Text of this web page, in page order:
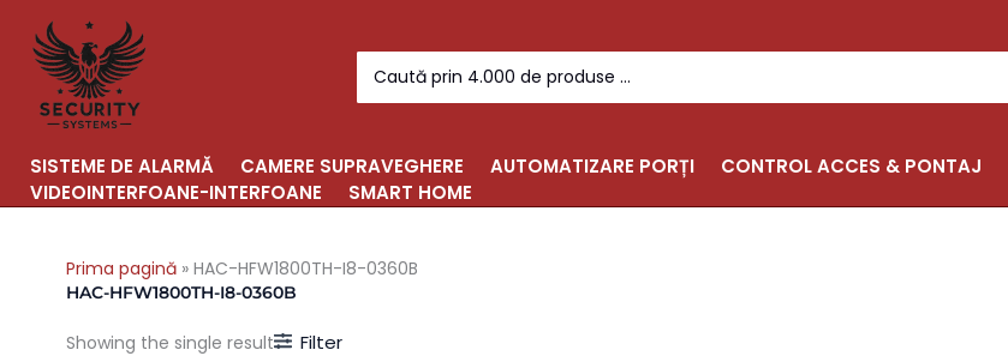
content
for:
SISTEME DE ALARMĂ CAMERE SUPRAVEGHERE AUTOMATIZARE PORȚI CONTROL ACCES & PONTAJ
VIDEOINTERFOANE-INTERFOANE
SMART HOME
Prima pagină » HAC-HFW1800TH-I8-0360B
HAC-HFW1800TH-I8-0360B
Showing the single result Filter